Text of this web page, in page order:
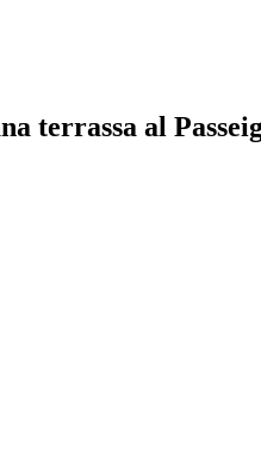
terrassa al